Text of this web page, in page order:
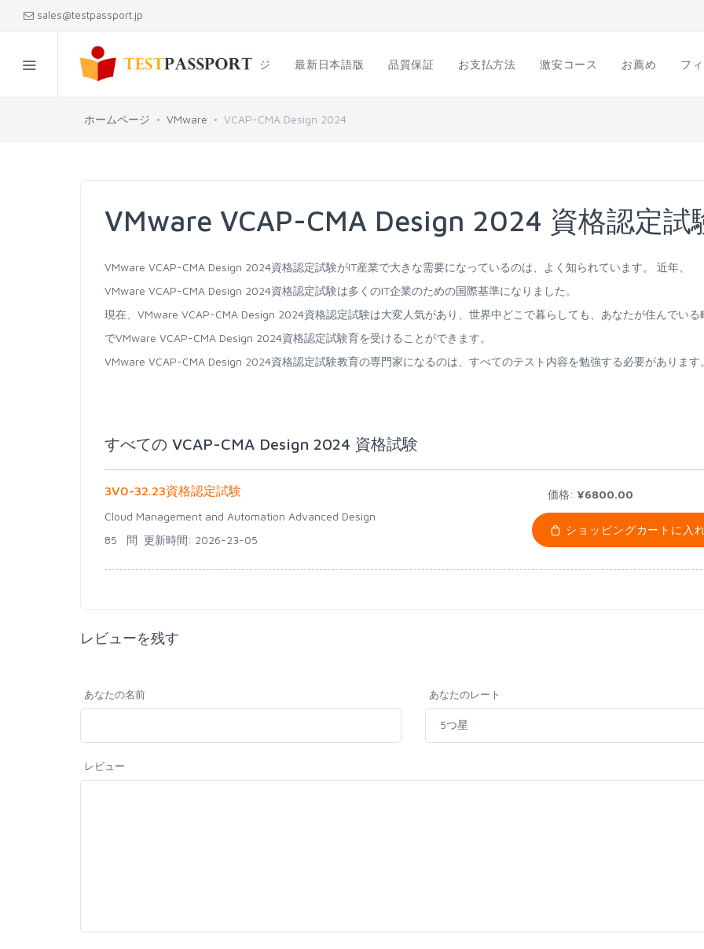
sales@testpassport.jp
ホームページ 最新日本語版 品質保証 お支払方法 激安コース お薦め フ
ホームページ VMware VCAP-CMA Design 2024
VMware VCAP-CMA Design 2024 資格認定試
VMware VCAP-CMA Design 2024資格認定試験がIT産業で大きな需要になっているのは、よく知られています。 近年、
VMware VCAP-CMA Design 2024資格認定試験は多くのIT企業のための国際基準になりました。
現在、VMware VCAP-CMA Design 2024資格認定試験は大変人気があり、世界中どこで暮らしても、あなたが住んでいる
でVMware VCAP-CMA Design 2024資格認定試験育を受けることができます。
VMware VCAP-CMA Design 2024資格認定試験教育の専門家になるのは、すべてのテスト内容を勉強する必要があります。
すべての VCAP-CMA Design 2024 資格試験
3V0-32.23資格認定試験
Cloud Management and Automation Advanced Design
85 問 更新時間: 2026-23-05
価格: ¥6800.00
ショッピングカートに入
レビューを残す
あなたの名前 あなたのレート
レビュー